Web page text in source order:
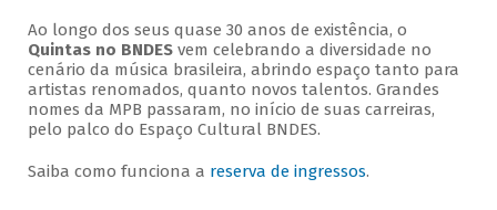
Ao longo dos seus quase 30 anos de existência, o
Quintas no BNDESvem celebrando a diversidade no
cenário da música brasileira, abrindo espaço tanto para
artistas renomados, quanto novos talentos. Grandes
nomes da MPB passaram, no início de suas carreiras,
pelo palco do Espaço Cultural BNDES.
Saiba como funciona a reserva de ingressos.